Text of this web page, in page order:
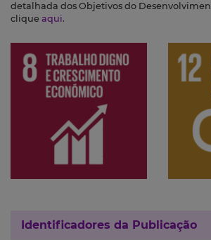
detalhada dos Objetivos do
clique aqui.
Identificadores da Publicação